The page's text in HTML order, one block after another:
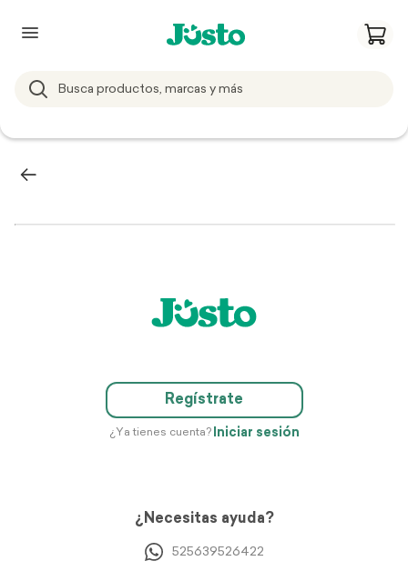
Regístrate
¿Ya tienes cuenta? Iniciar sesión
¿Necesitas ayuda?
525639526422